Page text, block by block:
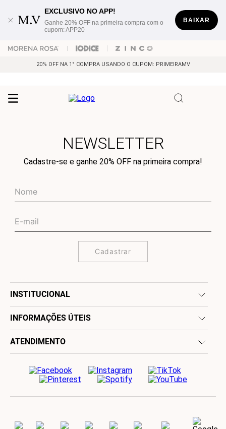
EXCLUSIVO NO APP!
Ganhe 20% OFF na primeira compra com o
cupom: APP20
BAIXAR
20% OFF NA 1° COMPRA USANDO O CUPOM: PRIMEIRAMV
NEWSLETTER
Cadastre-se e ganhe 20% OFF na primeira compra!
Cadastrar
INSTITUCIONAL
INFORMAÇÕES ÚTEIS
ATENDIMENTO